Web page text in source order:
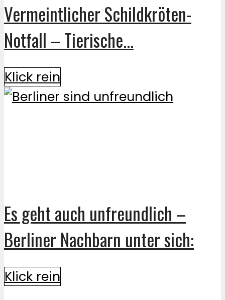
Vermeintlicher Schildkröten-
Notfall – Tierische...
Klick rein
Es geht auch unfreundlich –
Berliner Nachbarn unter sich:
Klick rein